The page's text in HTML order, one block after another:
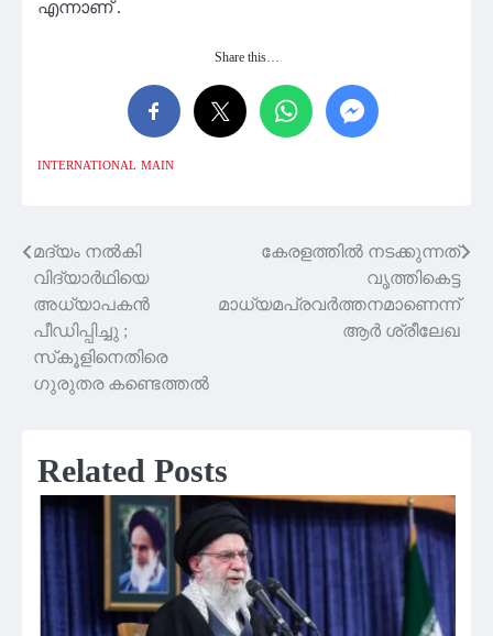
എന്നാണ് .
Share this…
INTERNATIONAL MAIN
Post
navigation
മദ്യം നല്‍കി
വിദ്യാര്‍ഥിയെ
അധ്യാപകന്‍
പീഡിപ്പിച്ചു ;
സ്‌കൂളിനെതിരെ
ഗുരുതര കണ്ടെത്തൽ
കേരളത്തില്‍ നടക്കുന്നത്
വൃത്തികെട്ട
മാധ്യമപ്രവർ‌ത്തനമാണെന്ന്
ആര്‍ ശ്രീലേഖ
Related Posts